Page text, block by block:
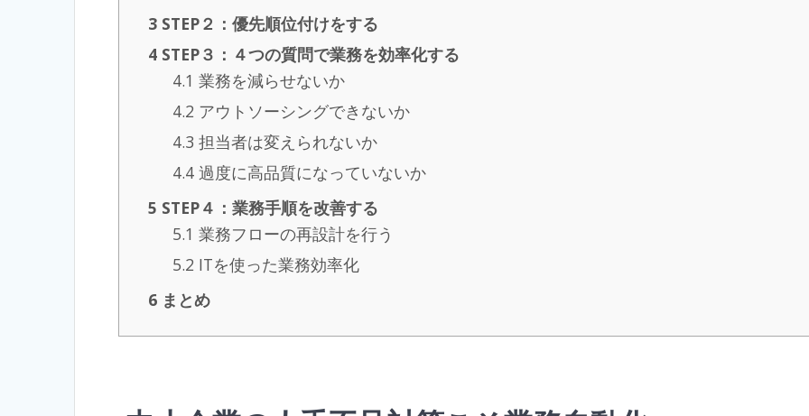
3 STEP２：優先順位付けをする
4 STEP３：４つの質問で業務を効率化する
4.1 業務を減らせないか
4.2 アウトソーシングできないか
4.3 担当者は変えられないか
4.4過度に高品質になっていないか
5 STEP４：業務手順を改善する
5.1 業務フローの再設計を行う
5.2 ITを使った業務効率化
6 まとめ